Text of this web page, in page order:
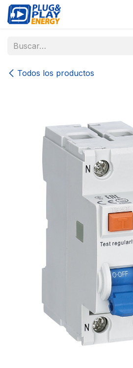
Ir al contenido
Todos los productos